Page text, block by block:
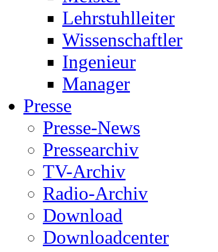
Lehrstuhlleiter
Wissenschaftler
Ingenieur
Manager
Presse
Presse-News
Pressearchiv
TV-Archiv
Radio-Archiv
Download
Downloadcenter